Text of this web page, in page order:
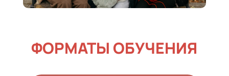
ФОРМАТЫ ОБУЧЕНИЯ